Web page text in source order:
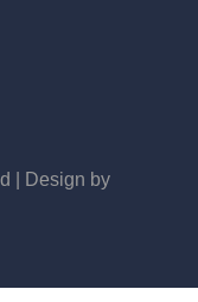
| Design by